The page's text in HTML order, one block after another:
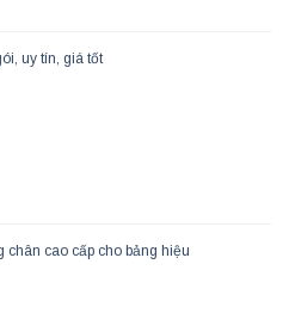
uy tín, giá tốt
chân cao cấp cho bảng hiệu